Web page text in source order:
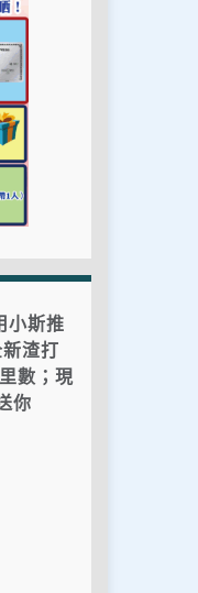
小斯推
渣打
數；現
你